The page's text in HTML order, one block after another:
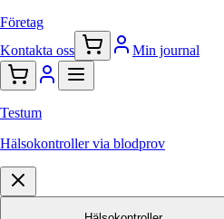
Företag
Kontakta oss
Min journal
Testum
Hälsokontroller via blodprov